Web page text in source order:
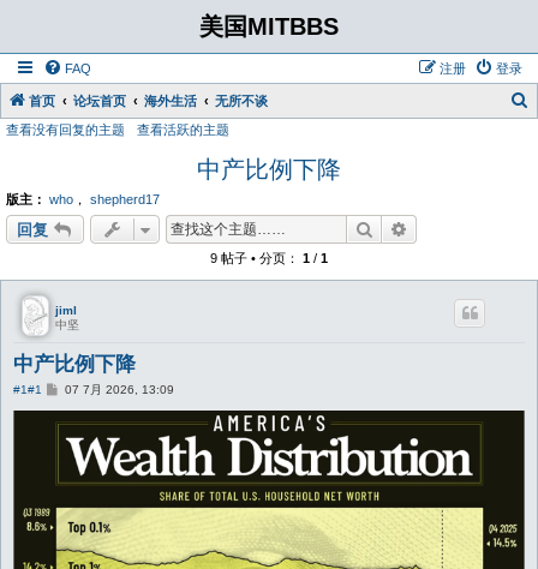
美国MITBBS
FAQ 登录
注册
首页 论坛首页 海外生活 无所不谈
查看没有回复的主题 查看活跃的主题
中产比例下降
版主： who ， shepherd17
回复 搜索
9 帖子 • 分页： 1 / 1
jiml
中坚
中产比例下降
#1#1
帖
07 7月 2026, 13:09